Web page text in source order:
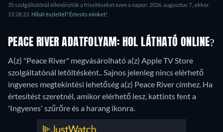
35 szolgáltatónál ellenőriztük a frissítéseket ezen a napon: 2026. augusztus 7., ekkor:
13:28:23. Hibát észleltél? Értesíts minket!
PEACE RIVER ADATFOLYAM: HOL LÁTHATÓ ONLINE?
A(z) "Peace River" megvásárolható a(z) Apple TV Store
szolgáltatónál letöltésként..Sajnos jelenleg nincs elérhető
ingyenes megtekintési lehetőség a(z) Peace River címhez. Ha
értesítést szeretnél, amikor elérhető lesz, kattints fent a
'Ingyenes' szűrőre és a harang ikonra.